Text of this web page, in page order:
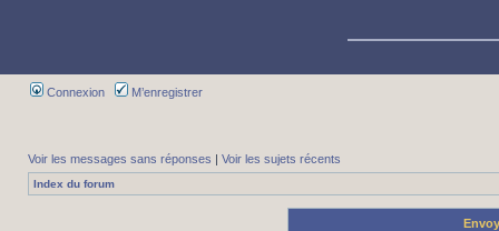
Connexion M’enregistrer
Voir les messages sans réponses | Voir les sujets récents
Index du forum